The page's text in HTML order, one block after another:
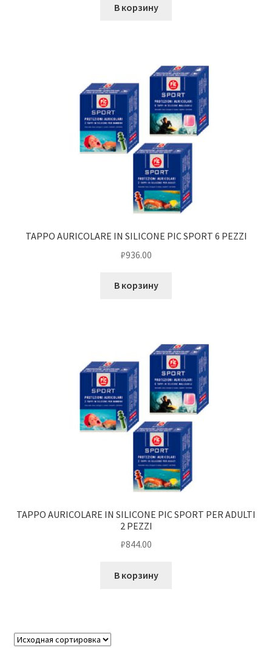
В корзину
TAPPO AURICOLARE IN SILICONE PIC SPORT 6 PEZZI
₽936.00
В корзину
TAPPO AURICOLARE IN SILICONE PIC SPORT PER ADULTI
2 PEZZI
₽844.00
В корзину